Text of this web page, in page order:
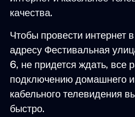
качества.
Чтобы провести интернет
адресу Фестивальная
6, не придется ждать, все
подключению домашнего
кабельного телевидения
быстро.